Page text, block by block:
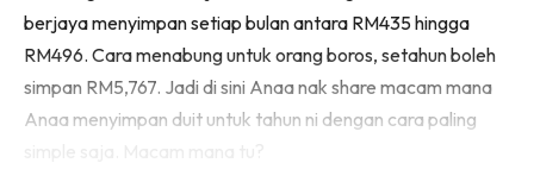
berjaya menyimpan setiap bulan antara RM435 hingga
RM496. Cara menabung untuk orang boros, setahun boleh
simpan RM5,767. Jadi di sini Anaa nak share macam mana
Anaa menyimpan duit untuk tahun ni dengan cara paling